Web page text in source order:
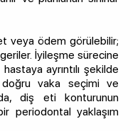
veya ödem görülebilir;
İyileşme sürecine
ayrıntılı şekilde
doğru vaka seçimi ve
diş eti konturunun
periodontal yaklaşım